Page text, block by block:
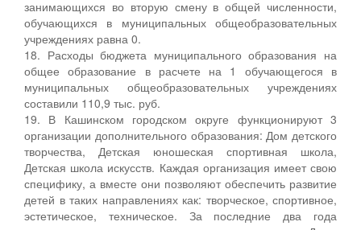
занимающихся во вторую смену в общей численности,
обучающихся в муниципальных общеобразовательных
учреждениях равна 0.
18. Расходы бюджета муниципального образования на
общее образование в расчете на 1 обучающегося в
муниципальных общеобразовательных учреждениях
составили 110,9 тыс. руб.
19. В Кашинском городском округе функционируют 3
организации дополнительного образования: Дом детского
творчества, Детская юношеская спортивная школа,
Детская школа искусств. Каждая организация имеет свою
специфику, а вместе они позволяют обеспечить развитие
детей в таких направлениях как: творческое, спортивное,
эстетическое, техническое. За последние два года